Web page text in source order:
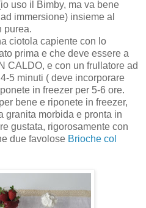
uso il Bimby, ma va bene
immersione) insieme al
purea.
ciotola capiente con lo
prima e che deve essere a
CALDO, e con un frullatore ad
5 minuti ( deve incorporare
in freezer per 5-6 ore.
bene e riponete in freezer,
granita morbida e pronta in
gustata, rigorosamente con
due favolose Brioche col